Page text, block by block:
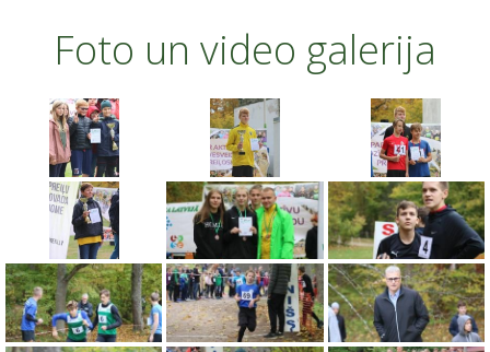
Foto un video galerija